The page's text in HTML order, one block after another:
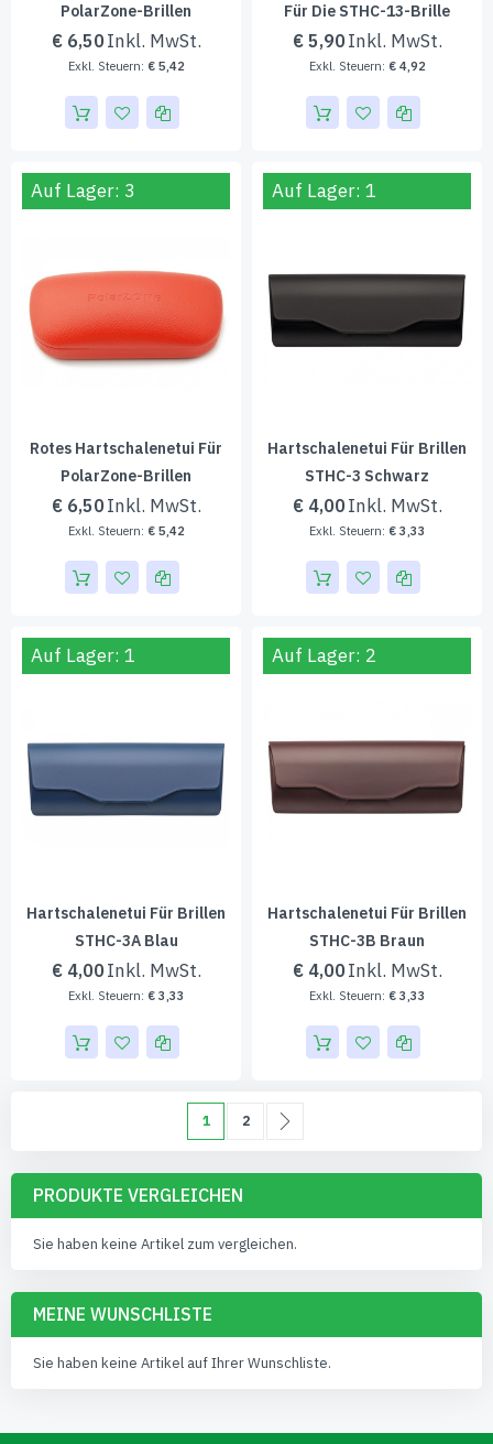
PolarZone-Brillen
€ 6,50
€ 5,42
Für Die STHC-13-Brille
€ 5,90
€ 4,92
Auf Lager: 3
Rotes Hartschalenetui Für
PolarZone-Brillen
€ 6,50
€ 5,42
Auf Lager: 1
Hartschalenetui Für Brillen
STHC-3 Schwarz
€ 4,00
€ 3,33
Auf Lager: 1
Hartschalenetui Für Brillen
STHC-3A Blau
€ 4,00
€ 3,33
Auf Lager: 2
Hartschalenetui Für Brillen
STHC-3B Braun
€ 4,00
€ 3,33
Sie lesen gerade die Seite
1 Seite
2
PRODUKTE VERGLEICHEN
Sie haben keine Artikel zum vergleichen.
MEINE WUNSCHLISTE
Sie haben keine Artikel auf Ihrer Wunschliste.